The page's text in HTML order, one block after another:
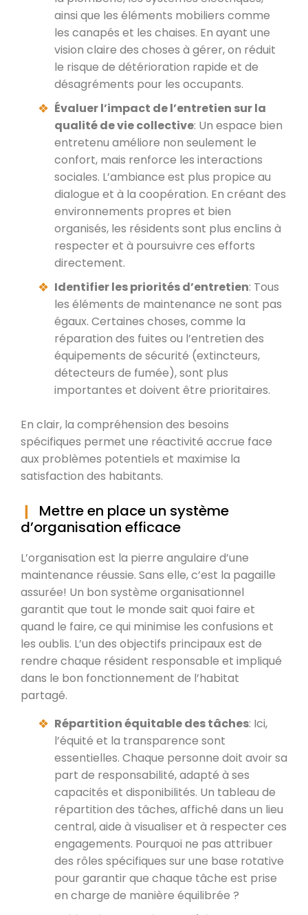
ainsi que les éléments mobiliers comme
les canapés et les chaises. En ayant une
vision claire des choses à gérer, on réduit
le risque de détérioration rapide et de
désagréments pour les occupants.
Évaluer l’impact de l’entretien sur la
qualité de vie collective: Un espace bien
entretenu améliore non seulement le
confort, mais renforce les interactions
sociales. L’ambiance est plus propice au
dialogue et à la coopération. En créant des
environnements propres et bien
organisés, les résidents sont plus enclins à
respecter et à poursuivre ces efforts
directement.
Identifier les priorités d’entretien: Tous
les éléments de maintenance ne sont pas
égaux. Certaines choses, comme la
réparation des fuites ou l’entretien des
équipements de sécurité (extincteurs,
détecteurs de fumée), sont plus
importantes et doivent être prioritaires.
En clair, la compréhension des besoins
spécifiques permet une réactivité accrue face
aux problèmes potentiels et maximise la
satisfaction des habitants.
Mettre en place un système
d’organisation efficace
L’organisation est la pierre angulaire d’une
maintenance réussie. Sans elle, c’est la pagaille
assurée! Un bon système organisationnel
garantit que tout le monde sait quoi faire et
quand le faire, ce qui minimise les confusions et
les oublis. L’un des objectifs principaux est de
rendre chaque résident responsable et impliqué
dans le bon fonctionnement de l’habitat
partagé.
Répartition équitable des tâches: Ici,
l’équité et la transparence sont
essentielles. Chaque personne doit avoir sa
part de responsabilité, adapté à ses
capacités et disponibilités. Un tableau de
répartition des tâches, affiché dans un lieu
central, aide à visualiser et à respecter ces
engagements. Pourquoi ne pas attribuer
des rôles spécifiques sur une base rotative
pour garantir que chaque tâche est prise
en charge de manière équilibrée ?